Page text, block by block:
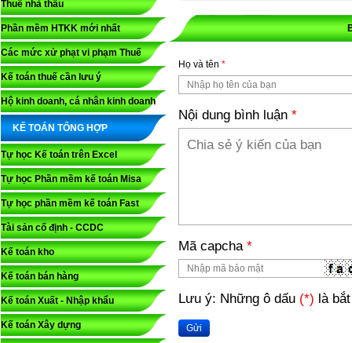
Thuế nhà thầu
Phần mềm HTKK mới nhất
Các mức xử phạt vi phạm Thuế
Kế toán thuế cần lưu ý
Hộ kinh doanh, cá nhân kinh doanh
KẾ TOÁN TỔNG HỢP
Tự học Kế toán trên Excel
Tự học Phần mềm kế toán Misa
Tự học phần mềm kế toán Fast
Tài sản cố định - CCDC
Kế toán kho
Kế toán bán hàng
Kế toán Xuất - Nhập khẩu
Kế toán Xây dựng
Họ và tên *
Nội dung bình luận *
Mã capcha *
Lưu ý: Những ô dấu (*) là
Gửi